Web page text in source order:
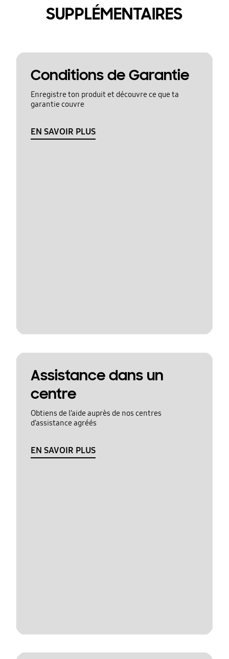
SUPPLÉMENTAIRES
Conditions de Garantie
Enregistre ton produit et découvre ce que ta
garantie couvre
EN SAVOIR PLUS
Assistance dans un
centre
Obtiens de l’aide auprès de nos centres
d’assistance agréés
EN SAVOIR PLUS